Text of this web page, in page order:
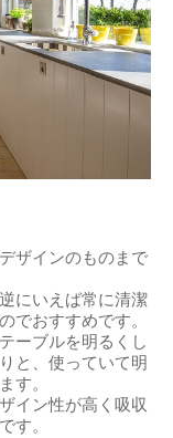
ザインのものまで
にいえば常に清潔
でおすすめです。
ーブルを明るくし
と、使っていて明
す。
イン性が高く吸収
す。